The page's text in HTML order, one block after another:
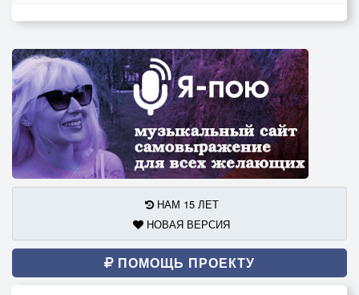
НАМ 15 ЛЕТ
НОВАЯ ВЕРСИЯ
ПОМОЩЬ ПРОЕКТУ